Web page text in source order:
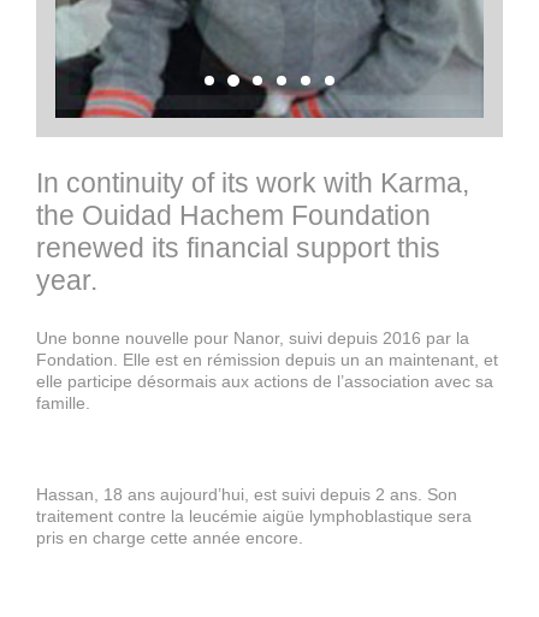
In continuity of its work with Karma,
the Ouidad Hachem Foundation
renewed its financial support this
year.
Une bonne nouvelle pour Nanor, suivi depuis 2016 par la
Fondation. Elle est en rémission depuis un an maintenant, et
elle participe désormais aux actions de l’association avec sa
famille.
Hassan, 18 ans aujourd’hui, est suivi depuis 2 ans. Son
traitement contre la leucémie aigüe lymphoblastique sera
pris en charge cette année encore.